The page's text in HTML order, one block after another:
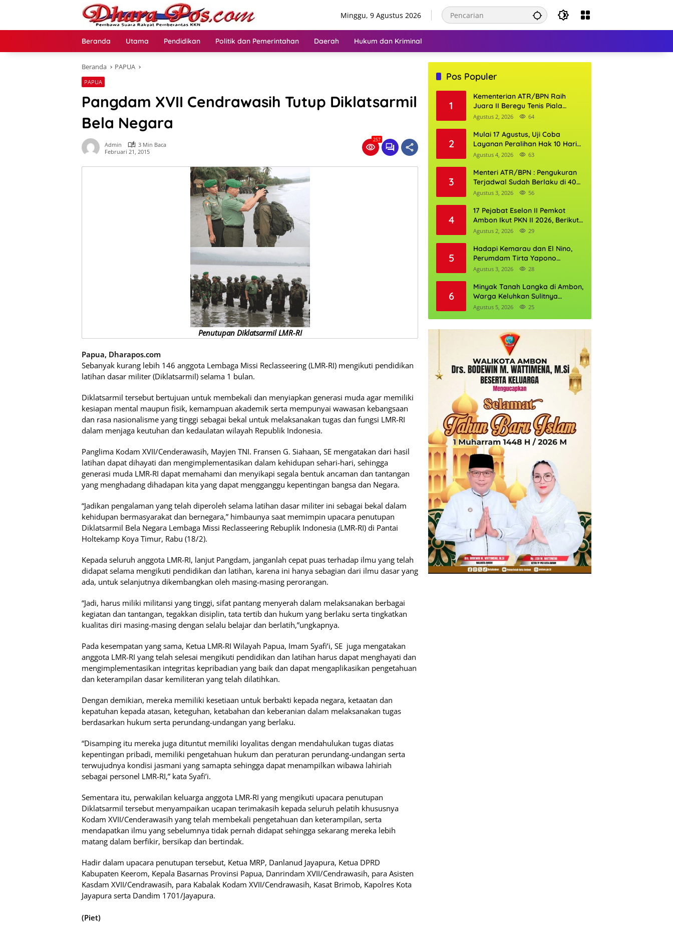
Minggu, 9 Agustus 2026
Beranda Utama Pendidikan Politik dan Pemerintahan Daerah Hukum dan Kriminal
Beranda PAPUA
PAPUA
Pangdam XVII Cendrawasih Tutup Diklatsarmil
Bela Negara
Admin
3 Min Baca
Februari 21, 2015
257
Penutupan Diklatsarmil LMR-RI
Papua, Dharapos.com
Sebanyak kurang lebih 146 anggota Lembaga Missi Reclasseering (LMR-RI) mengikuti pendidikan
latihan dasar militer (Diklatsarmil) selama 1 bulan.
Diklatsarmil tersebut bertujuan untuk membekali dan menyiapkan generasi muda agar memiliki
kesiapan mental maupun fisik, kemampuan akademik serta mempunyai wawasan kebangsaan
dan rasa nasionalisme yang tinggi sebagai bekal untuk melaksanakan tugas dan fungsi LMR-RI
dalam menjaga keutuhan dan kedaulatan wilayah Republik Indonesia.
Panglima Kodam XVII/Cenderawasih, Mayjen TNI. Fransen G. Siahaan, SE mengatakan dari hasil
latihan dapat dihayati dan mengimplementasikan dalam kehidupan sehari-hari, sehingga
generasi muda LMR-RI dapat memahami dan menyikapi segala bentuk ancaman dan tantangan
yang menghadang dihadapan kita yang dapat mengganggu kepentingan bangsa dan Negara.
“Jadikan pengalaman yang telah diperoleh selama latihan dasar militer ini sebagai bekal dalam
kehidupan bermasyarakat dan bernegara,” himbaunya saat memimpin upacara penutupan
Diklatsarmil Bela Negara Lembaga Missi Reclasseering Rebuplik Indonesia (LMR-RI) di Pantai
Holtekamp Koya Timur, Rabu (18/2).
Kepada seluruh anggota LMR-RI, lanjut Pangdam, janganlah cepat puas terhadap ilmu yang telah
didapat selama mengikuti pendidikan dan latihan, karena ini hanya sebagian dari ilmu dasar yang
ada, untuk selanjutnya dikembangkan oleh masing-masing perorangan.
“Jadi, harus miliki militansi yang tinggi, sifat pantang menyerah dalam melaksanakan berbagai
kegiatan dan tantangan, tegakkan disiplin, tata tertib dan hukum yang berlaku serta tingkatkan
kualitas diri masing-masing dengan selalu belajar dan berlatih,”ungkapnya.
Pada kesempatan yang sama, Ketua LMR-RI Wilayah Papua, Imam Syafi’i, SE juga mengatakan
anggota LMR-RI yang telah selesai mengikuti pendidikan dan latihan harus dapat menghayati dan
mengimplementasikan integritas kepribadian yang baik dan dapat mengaplikasikan pengetahuan
dan keterampilan dasar kemiliteran yang telah dilatihkan.
Dengan demikian, mereka memiliki kesetiaan untuk berbakti kepada negara, ketaatan dan
kepatuhan kepada atasan, keteguhan, ketabahan dan keberanian dalam melaksanakan tugas
berdasarkan hukum serta perundang-undangan yang berlaku.
“Disamping itu mereka juga dituntut memiliki loyalitas dengan mendahulukan tugas diatas
kepentingan pribadi, memiliki pengetahuan hukum dan peraturan perundang-undangan serta
terwujudnya kondisi jasmani yang samapta sehingga dapat menampilkan wibawa lahiriah
sebagai personel LMR-RI,” kata Syafi’i.
Sementara itu, perwakilan keluarga anggota LMR-RI yang mengikuti upacara penutupan
Diklatsarmil tersebut menyampaikan ucapan terimakasih kepada seluruh pelatih khususnya
Kodam XVII/Cenderawasih yang telah membekali pengetahuan dan keterampilan, serta
mendapatkan ilmu yang sebelumnya tidak pernah didapat sehingga sekarang mereka lebih
matang dalam berfikir, bersikap dan bertindak.
Hadir dalam upacara penutupan tersebut, Ketua MRP, Danlanud Jayapura, Ketua DPRD
Kabupaten Keerom, Kepala Basarnas Provinsi Papua, Danrindam XVII/Cendrawasih, para Asisten
Kasdam XVII/Cendrawasih, para Kabalak Kodam XVII/Cendrawasih, Kasat Brimob, Kapolres Kota
Jayapura serta Dandim 1701/Jayapura.
(Piet)
Pos Populer
1
Kementerian ATR/BPN Raih
Juara II Beregu Tenis Piala
Gubernur DKI Jakarta 2026
Agustus 2, 2026 64
2
Mulai 17 Agustus, Uji Coba
Layanan Peralihan Hak 10 Hari
di 15 Kantor Pertanahan
Agustus 4, 2026 63
3
Menteri ATR/BPN : Pengukuran
Terjadwal Sudah Berlaku di 400
Kantor Pertanahan
Agustus 3, 2026 56
4
17 Pejabat Eselon II Pemkot
Ambon Ikut PKN II 2026, Berikut
Daftarnya
Agustus 2, 2026 29
5
Hadapi Kemarau dan El Nino,
Perumdam Tirta Yapono
Perkuat Cadangan Air Ambon
Agustus 3, 2026 28
6
Minyak Tanah Langka di Ambon,
Warga Keluhkan Sulitnya
Mendapatkan Mitan
Agustus 5, 2026 25